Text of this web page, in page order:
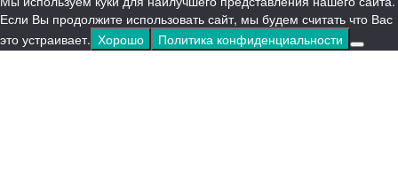
Если Вы продолжите использовать сайт, мы будем считать что Вас
это устраивает. Хорошо Политика конфиденциальности